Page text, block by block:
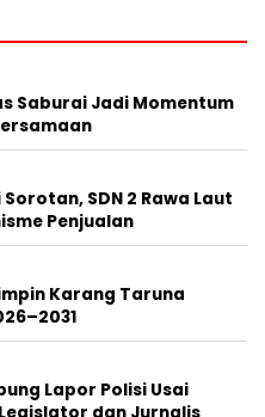
Saburai Jadi Momentum
SDN 2 Rawa Laut
Penjualan
Karang Taruna
Lapor Polisi Usai